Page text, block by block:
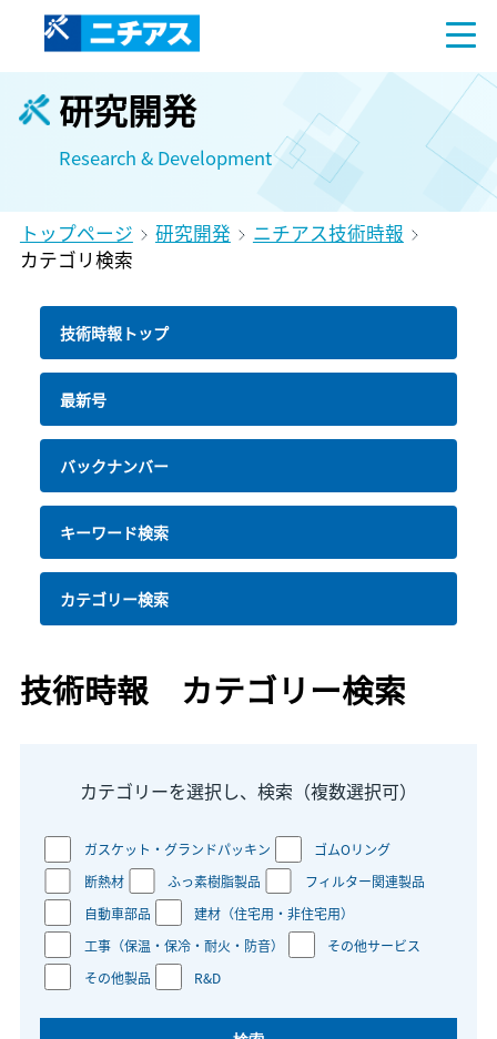
研究開発
Research & Development
トップページ 研究開発
ニチアス技術時報
カテゴリ検索
技術時報トップ
最新号
バックナンバー
キーワード検索
カテゴリー検索
技術時報 カテゴリー検索
カテゴリーを選択し、検索（複数選択可）
ガスケット・グランドパッキン
ゴムOリング
断熱材
ふっ素樹脂製品
フィルター関連製品
自動車部品
建材（住宅用・非住宅用）
工事（保温・保冷・耐火・防音）
その他サービス
その他製品
R&D